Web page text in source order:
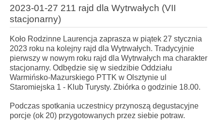
2023-01-27 211 rajd dla Wytrwałych (VII
stacjonarny)
Koło Rodzinne Laurencja zaprasza w piątek 27 stycznia
2023 roku na kolejny rajd dla Wytrwałych. Tradycyjnie
pierwszy w nowym roku rajd dla Wytrwałych ma charakter
stacjonarny. Odbędzie się w siedzibie Oddziału
Warmińsko-Mazurskiego PTTK w Olsztynie ul
Staromiejska 1 - Klub Turysty. Zbiórka o godzinie 18.00.
Podczas spotkania uczestnicy przynoszą degustacyjne
porcje (ok 20) przygotowanych przez siebie potraw.